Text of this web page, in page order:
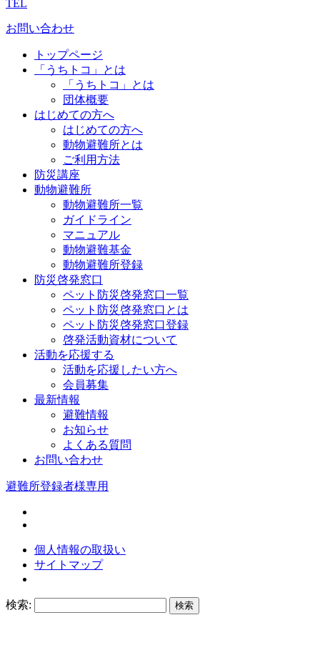
TEL
お問い合わせ
トップページ
「うちトコ」とは
「うちトコ」とは
団体概要
はじめての方へ
はじめての方へ
動物避難所とは
ご利用方法
防災講座
動物避難所
動物避難所一覧
ガイドライン
マニュアル
動物避難基金
動物避難所登録
防災啓発窓口
ペット防災啓発窓口一覧
ペット防災啓発窓口とは
ペット防災啓発窓口登録
啓発活動資材について
活動を応援する
活動を応援したい方へ
会員募集
最新情報
避難情報
お知らせ
よくある質問
お問い合わせ
避難所登録者様専用
個人情報の取扱い
サイトマップ
検索: